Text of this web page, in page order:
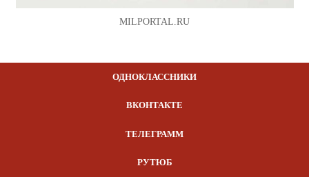
MILPORTAL.RU
ОДНОКЛАССНИКИ
ВКОНТАКТЕ
ТЕЛЕГРАММ
РУТЮБ